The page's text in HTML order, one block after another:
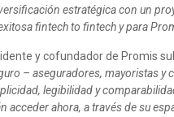
estratégica con un
fintech to fintech y para
y cofundador de Promis
– aseguradores, mayoristas
legibilidad y
acceder ahora, a través de su